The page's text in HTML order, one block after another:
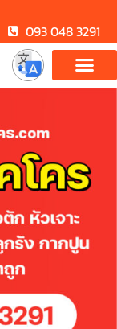
093 048 3291